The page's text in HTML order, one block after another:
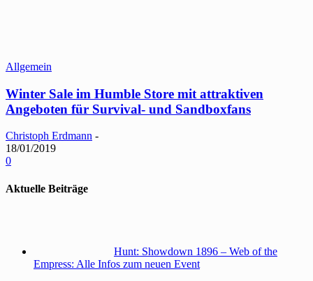
Allgemein
Winter Sale im Humble Store mit attraktiven
Angeboten für Survival- und Sandboxfans
Christoph Erdmann -
18/01/2019
0
Aktuelle Beiträge
Hunt: Showdown 1896 – Web of the
Empress: Alle Infos zum neuen Event